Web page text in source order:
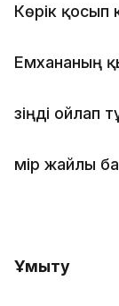
Көрік қосып
Емхананың
Өзіңді ойлап
Өмір жайлы
Ұмыту